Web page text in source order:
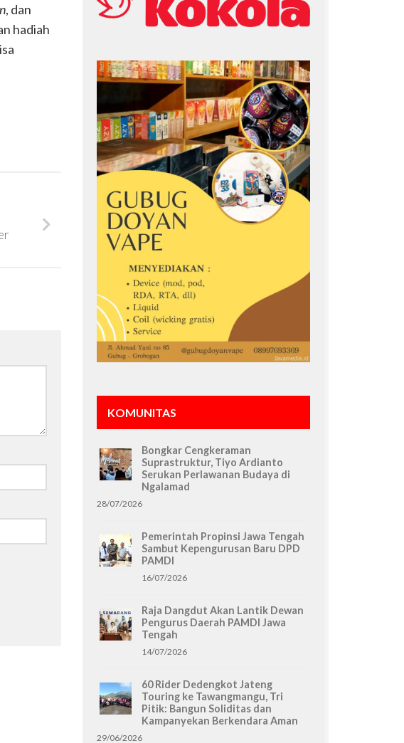
, dan
hadiah
KOMUNITAS
Bongkar Cengkeraman
Suprastruktur, Tiyo Ardianto
Serukan Perlawanan Budaya di
Ngalamad
28/07/2026
Pemerintah Propinsi Jawa Tengah
Sambut Kepengurusan Baru DPD
PAMDI
16/07/2026
Raja Dangdut Akan Lantik Dewan
Pengurus Daerah PAMDI Jawa
Tengah
14/07/2026
60 Rider Dedengkot Jateng
Touring ke Tawangmangu, Tri
Pitik: Bangun Soliditas dan
Kampanyekan Berkendara Aman
29/06/2026